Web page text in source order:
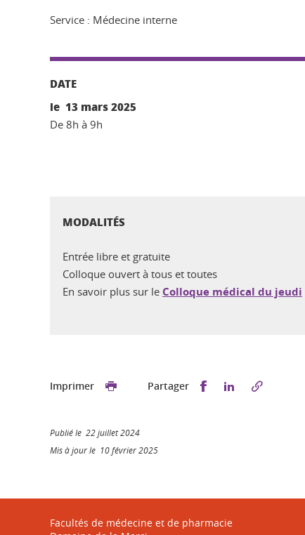
Service : Médecine interne
DATE
le 13 mars 2025
De 8h à 9h
MODALITÉS
Entrée libre et gratuite
Colloque ouvert à tous et toutes
En savoir plus sur le Colloque médical du jeudi
Imprimer Partager Partager surPartager sur
Publié le 22 juillet 2024
Mis à jour le 10 février 2025
Facultés de médecine et de pharmacie